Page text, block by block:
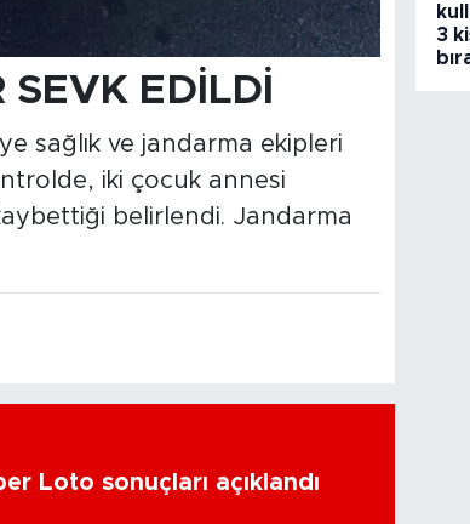
EDİLDİ
sağlık ve jandarma ekipleri
iki çocuk annesi
belirlendi. Jandarma
Loto sonuçları açıklandı
3